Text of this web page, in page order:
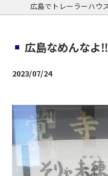
広島なめんなよ‼️
2023/07/24